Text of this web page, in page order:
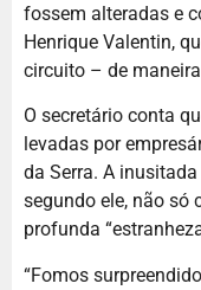
fossem alteradas e
Henrique Valentin,
circuito – de
O secretário conta
levadas por
da Serra. A
segundo ele, não só
profunda
“Fomos